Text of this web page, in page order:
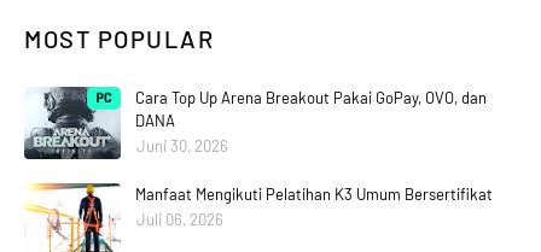
MOST POPULAR
Cara Top Up Arena Breakout Pakai GoPay, OVO, dan
DANA
Juni 30, 2026
Manfaat Mengikuti Pelatihan K3 Umum Bersertifikat
Juli 06, 2026